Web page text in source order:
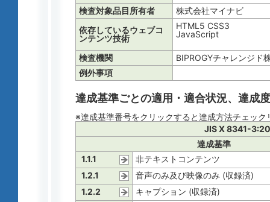
検査対象品目所有者
株式会社マイナビ
依存しているウェブコ
ンテンツ技術
HTML5 CSS3
JavaScript
検査機関
BIPROGYチャレンジド
例外事項
達成基準ごとの適用・適合状況、達成
※達成基準番号をクリックすると達成方法チェック
JIS X 8341-
達成基準
1.1.1
非テキストコンテンツ
1.2.1
音声のみ及び映像のみ (収録済)
1.2.2
キャプション (収録済)